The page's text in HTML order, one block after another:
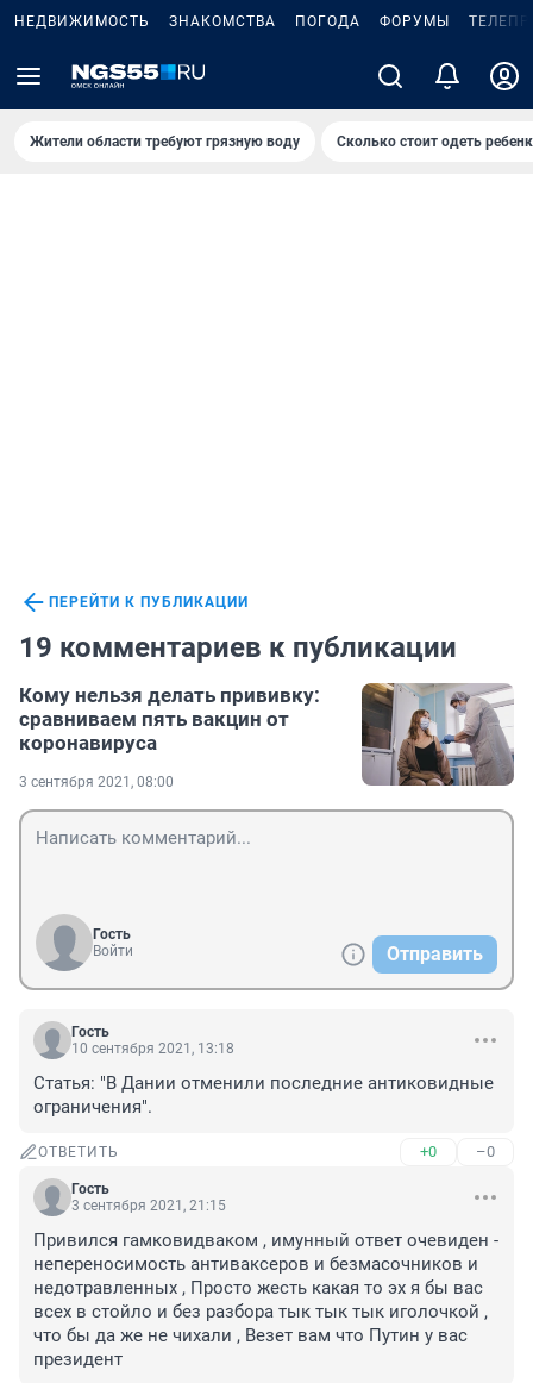
НЕДВИЖИМОСТЬ ЗНАКОМСТВА ПОГОДА ФОРУМЫ
Жители области требуют грязную воду Сколько стоит одеть
ПЕРЕЙТИ К ПУБЛИКАЦИИ
19 комментариев к публикации
Кому нельзя делать прививку:
сравниваем пять вакцин от
коронавируса
3 сентября 2021, 08:00
Гость
Войти
Отправить
Гость
10 сентября 2021, 13:18
Статья: "В Дании отменили последние антиковидные
ограничения".
ОТВЕТИТЬ +0 –0
Гость
3 сентября 2021, 21:15
Привился гамковидваком , имунный ответ очевиден -
непереносимость антиваксеров и безмасочников и
недотравленных , Просто жесть какая то эх я бы вас
всех в стойло и без разбора тык тык тык иголочкой ,
что бы да же не чихали , Везет вам что Путин у вас
президент